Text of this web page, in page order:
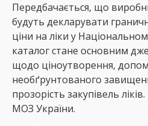
Передбачається, що
будуть декларувати
ціни на ліки у
каталог стане основним
щодо ціноутворення,
необґрунтованого
прозорість закупівель
МОЗ України.